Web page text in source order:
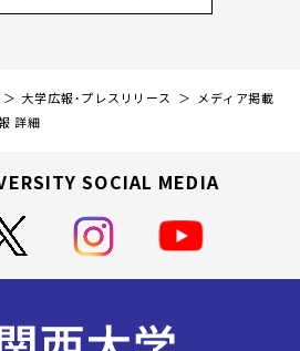
大学広報・プレスリリース
メディア掲載
詳細
SOCIAL MEDIA